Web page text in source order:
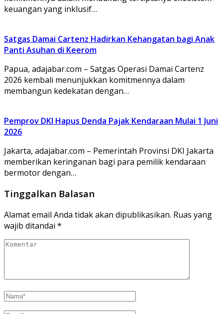
keuangan yang inklusif…
Satgas Damai Cartenz Hadirkan Kehangatan bagi Anak
Panti Asuhan di Keerom
Papua, adajabar.com – Satgas Operasi Damai Cartenz
2026 kembali menunjukkan komitmennya dalam
membangun kedekatan dengan…
Pemprov DKI Hapus Denda Pajak Kendaraan Mulai 1 Juni
2026
Jakarta, adajabar.com – Pemerintah Provinsi DKI Jakarta
memberikan keringanan bagi para pemilik kendaraan
bermotor dengan…
Tinggalkan Balasan
Alamat email Anda tidak akan dipublikasikan. Ruas yang
wajib ditandai *